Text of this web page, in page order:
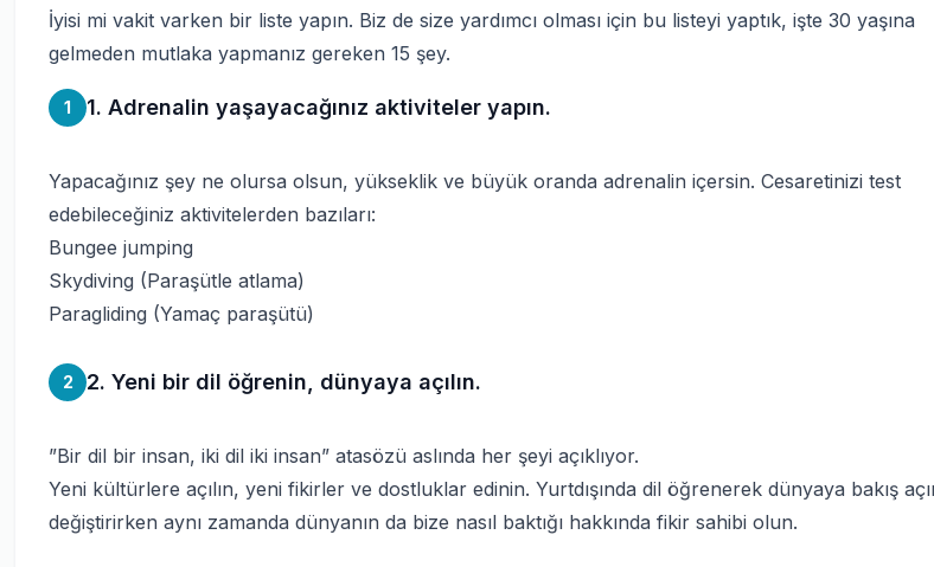
İyisi mi vakit varken bir liste yapın. Biz de size yardımcı olması için bu listeyi yaptık, işte 30 yaşına
gelmeden mutlaka yapmanız gereken 15 şey.
1 1. Adrenalin yaşayacağınız aktiviteler yapın.
Yapacağınız şey ne olursa olsun, yükseklik ve büyük oranda adrenalin içersin. Cesaretinizi test
edebileceğiniz aktivitelerden bazıları:
Bungee jumping
Skydiving (Paraşütle atlama)
Paragliding (Yamaç paraşütü)
2 2. Yeni bir dil öğrenin, dünyaya açılın.
”Bir dil bir insan, iki dil iki insan” atasözü aslında her şeyi açıklıyor.
Yeni kültürlere açılın, yeni fikirler ve dostluklar edinin. Yurtdışında dil öğrenerek dünyaya bakış
değiştirirken aynı zamanda dünyanın da bize nasıl baktığı hakkında fikir sahibi olun.